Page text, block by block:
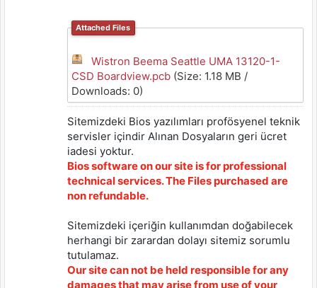
Attached Files
Wistron Beema Seattle UMA 13120-1-
CSD Boardview.pcb(Size: 1.18 MB /
Downloads: 0)
Sitemizdeki Bios yazılımları profösyenel teknik
servisler içindir Alınan Dosyaların geri ücret
iadesi yoktur.
Bios software on our site is for professional
technical services. The Files purchased are
non refundable.
Sitemizdeki içeriğin kullanımdan doğabilecek
herhangi bir zarardan dolayı sitemiz sorumlu
tutulamaz.
Our site can not be held responsible for any
damages that may arise from use of your